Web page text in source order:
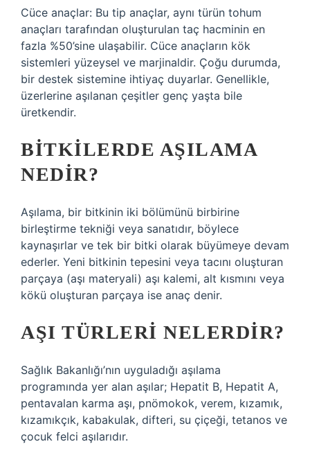
Cüce anaçlar: Bu tip anaçlar, aynı türün tohum
anaçları tarafından oluşturulan taç hacminin en
fazla %50’sine ulaşabilir. Cüce anaçların kök
sistemleri yüzeysel ve marjinaldir. Çoğu durumda,
bir destek sistemine ihtiyaç duyarlar. Genellikle,
üzerlerine aşılanan çeşitler genç yaşta bile
üretkendir.
BITKILERDE AŞILAMA
NEDIR?
Aşılama, bir bitkinin iki bölümünü birbirine
birleştirme tekniği veya sanatıdır, böylece
kaynaşırlar ve tek bir bitki olarak büyümeye devam
ederler. Yeni bitkinin tepesini veya tacını oluşturan
parçaya (aşı materyali) aşı kalemi, alt kısmını veya
kökü oluşturan parçaya ise anaç denir.
AŞI TÜRLERI NELERDIR?
Sağlık Bakanlığı’nın uyguladığı aşılama
programında yer alan aşılar; Hepatit B, Hepatit A,
pentavalan karma aşı, pnömokok, verem, kızamık,
kızamıkçık, kabakulak, difteri, su çiçeği, tetanos ve
çocuk felci aşılarıdır.